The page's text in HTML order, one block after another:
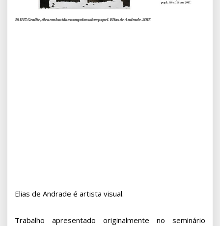
16 11 17. Grafite, óleo em bastão e nanquim sobre papel. Elias de Andrade. 2017.
Elias de Andrade é artista visual.
Trabalho apresentado originalmente no seminário